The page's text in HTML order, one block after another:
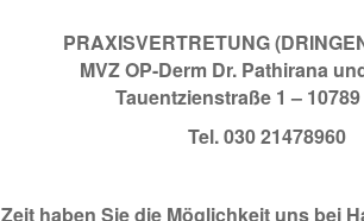
PRAXISVERTRETUNG
MVZ OP-Derm Dr. Pathirana
Tauentzienstraße 1 –
Tel. 030 21478960
haben Sie die Möglichkeit uns bei